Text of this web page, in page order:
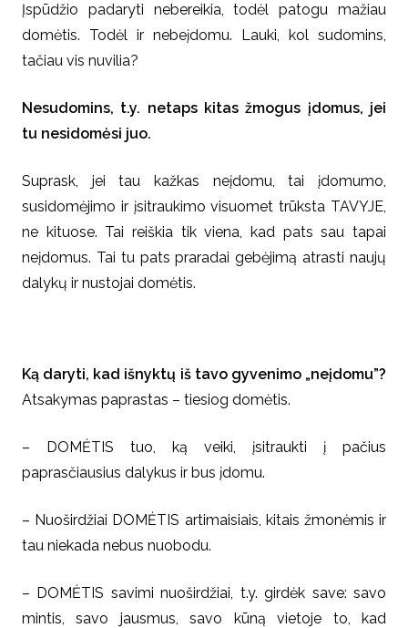
Įspūdžio padaryti nebereikia, todėl patogu mažiau
domėtis. Todėl ir nebeįdomu. Lauki, kol sudomins,
tačiau vis nuvilia?
Nesudomins, t.y. netaps kitas žmogus įdomus, jei
tu nesidomėsi juo.
Suprask, jei tau kažkas neįdomu, tai įdomumo,
susidomėjimo ir įsitraukimo visuomet trūksta TAVYJE,
ne kituose. Tai reiškia tik viena, kad pats sau tapai
neįdomus. Tai tu pats praradai gebėjimą atrasti naujų
dalykų ir nustojai domėtis.
Ką daryti, kad išnyktų iš tavo gyvenimo „neįdomu”?
Atsakymas paprastas – tiesiog domėtis.
– DOMĖTIS tuo, ką veiki, įsitraukti į pačius
paprasčiausius dalykus ir bus įdomu.
– Nuoširdžiai DOMĖTIS artimaisiais, kitais žmonėmis ir
tau niekada nebus nuobodu.
– DOMĖTIS savimi nuoširdžiai, t.y. girdėk save: savo
mintis, savo jausmus, savo kūną vietoje to, kad